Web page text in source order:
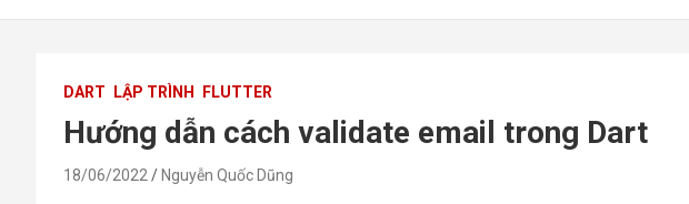
DART LẬP TRÌNH FLUTTER
Hướng dẫn cách validate email trong Dart
18/06/2022 Nguyễn Quốc Dũng